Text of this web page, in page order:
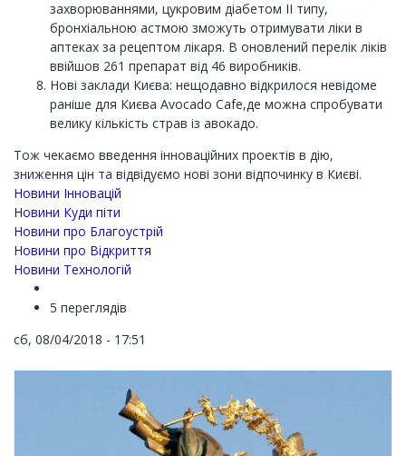
захворюваннями, цукровим діабетом ІІ типу,
бронхіальною астмою зможуть отримувати ліки в
аптеках за рецептом лікаря. В оновлений перелік ліків
ввійшов 261 препарат від 46 виробників.
Нові заклади Києва: нещодавно відкрилося невідоме
раніше для Києва Avocado Cafe,де можна спробувати
велику кількість страв із авокадо.
Тож чекаємо введення інноваційних проектів в дію,
зниження цін та відвідуємо нові зони відпочинку в Києві.
Новини Інновацій
Новини Куди піти
Новини про Благоустрій
Новини про Відкриття
Новини Технологій
5 переглядів
сб, 08/04/2018 - 17:51